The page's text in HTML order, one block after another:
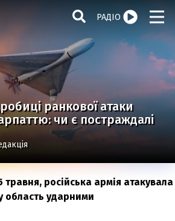
РАДІО
ранкової атаки
чи є постраждалі
травня, російська армія атакувала
область ударними